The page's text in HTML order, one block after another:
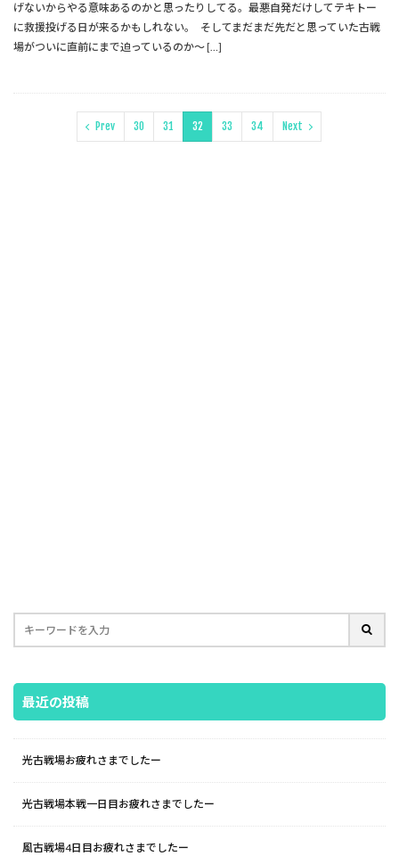
げないからやる意味あるのかと思ったりしてる。最悪自発だけしてテキトー
に救援投げる日が来るかもしれない。 そしてまだまだ先だと思っていた古戦
場がついに直前にまで迫っているのか～ […]
Prev 30 31 32 33 34 Next
最近の投稿
光古戦場お疲れさまでしたー
光古戦場本戦一日目お疲れさまでしたー
風古戦場4日目お疲れさまでしたー